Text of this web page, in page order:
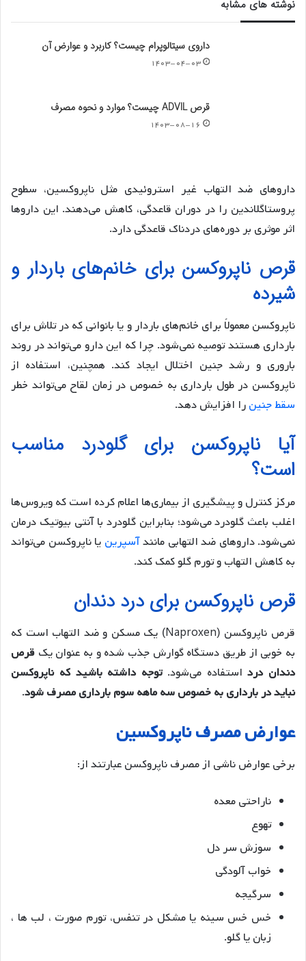
نوشته های مشابه
داروی سیتالوپرام چیست؟ کاربرد و عوارض آن
۱۴۰۳-۰۴-۰۳
قرص ADVIL چیست؟ موارد و نحوه مصرف
۱۴۰۳-۰۸-۱۶
داروهای ضد التهاب غیر استروئیدی مثل ناپروکسین، سطوح
پروستاگلاندین را در دوران قاعدگی، کاهش می‌دهند. این داروها
اثر موثری بر دوره‌های دردناک قاعدگی دارد.
قرص ناپروکسن برای خانم‌های باردار و
شیرده
ناپروکسن معمولاً برای خانم‌های باردار و یا بانوانی که در تلاش برای
بارداری هستند توصیه نمی‌شود. چرا که این دارو می‌تواند در روند
باروری و رشد جنین اختلال ایجاد کند. همچنین، استفاده از
ناپروکسن در طول بارداری به خصوص در زمان لقاح می‌تواند خطر
سقط جنینرا افزایش دهد.
آیا ناپروکسن برای گلودرد مناسب
است؟
مرکز کنترل و پیشگیری از بیماری‌ها اعلام کرده است که ویروس‌ها
اغلب باعث گلودرد می‌شود؛ بنابراین گلودرد با آنتی بیوتیک درمان
نمی‌شود. داروهای ضد التهابی مانندآسپرین یا ناپروکسن می‌تواند
به کاهش التهاب و تورم گلو کمک کند.
قرص ناپروکسن برای درد دندان
قرص ناپروکسن (Naproxen) یک مسکن و ضد التهاب است که
به‌ خوبی از طریق دستگاه گوارش جذب شده و به عنوان یک قرص
دندان درداستفاده می‌شود.توجه داشته باشید که ناپروکسن
نباید در بارداری به خصوص سه ماهه سوم بارداری مصرف شود.
عوارض مصرف ناپروکسین
برخی عوارض ناشی از مصرف ناپروکسن عبارتند از:
ناراحتی معده
تهوع
سوزش سر دل
خواب آلودگی
سرگیجه
خس خس سینه یا مشکل در تنفس، تورم صورت ، لب ها ،
زبان یا گلو.